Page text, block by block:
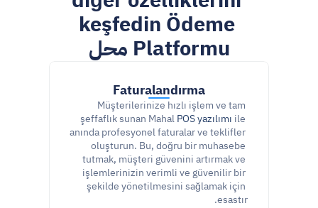
keşfedin Ödeme
Platformu محل
Faturalandırma
Müşterilerinize hızlı işlem ve tam
şeffaflık sunan Mahal POS yazılımı ile
anında profesyonel faturalar ve teklifler
oluşturun. Bu, doğru bir muhasebe
tutmak, müşteri güvenini artırmak ve
işlemlerinizin verimli ve güvenilir bir
şekilde yönetilmesini sağlamak için
esastır.